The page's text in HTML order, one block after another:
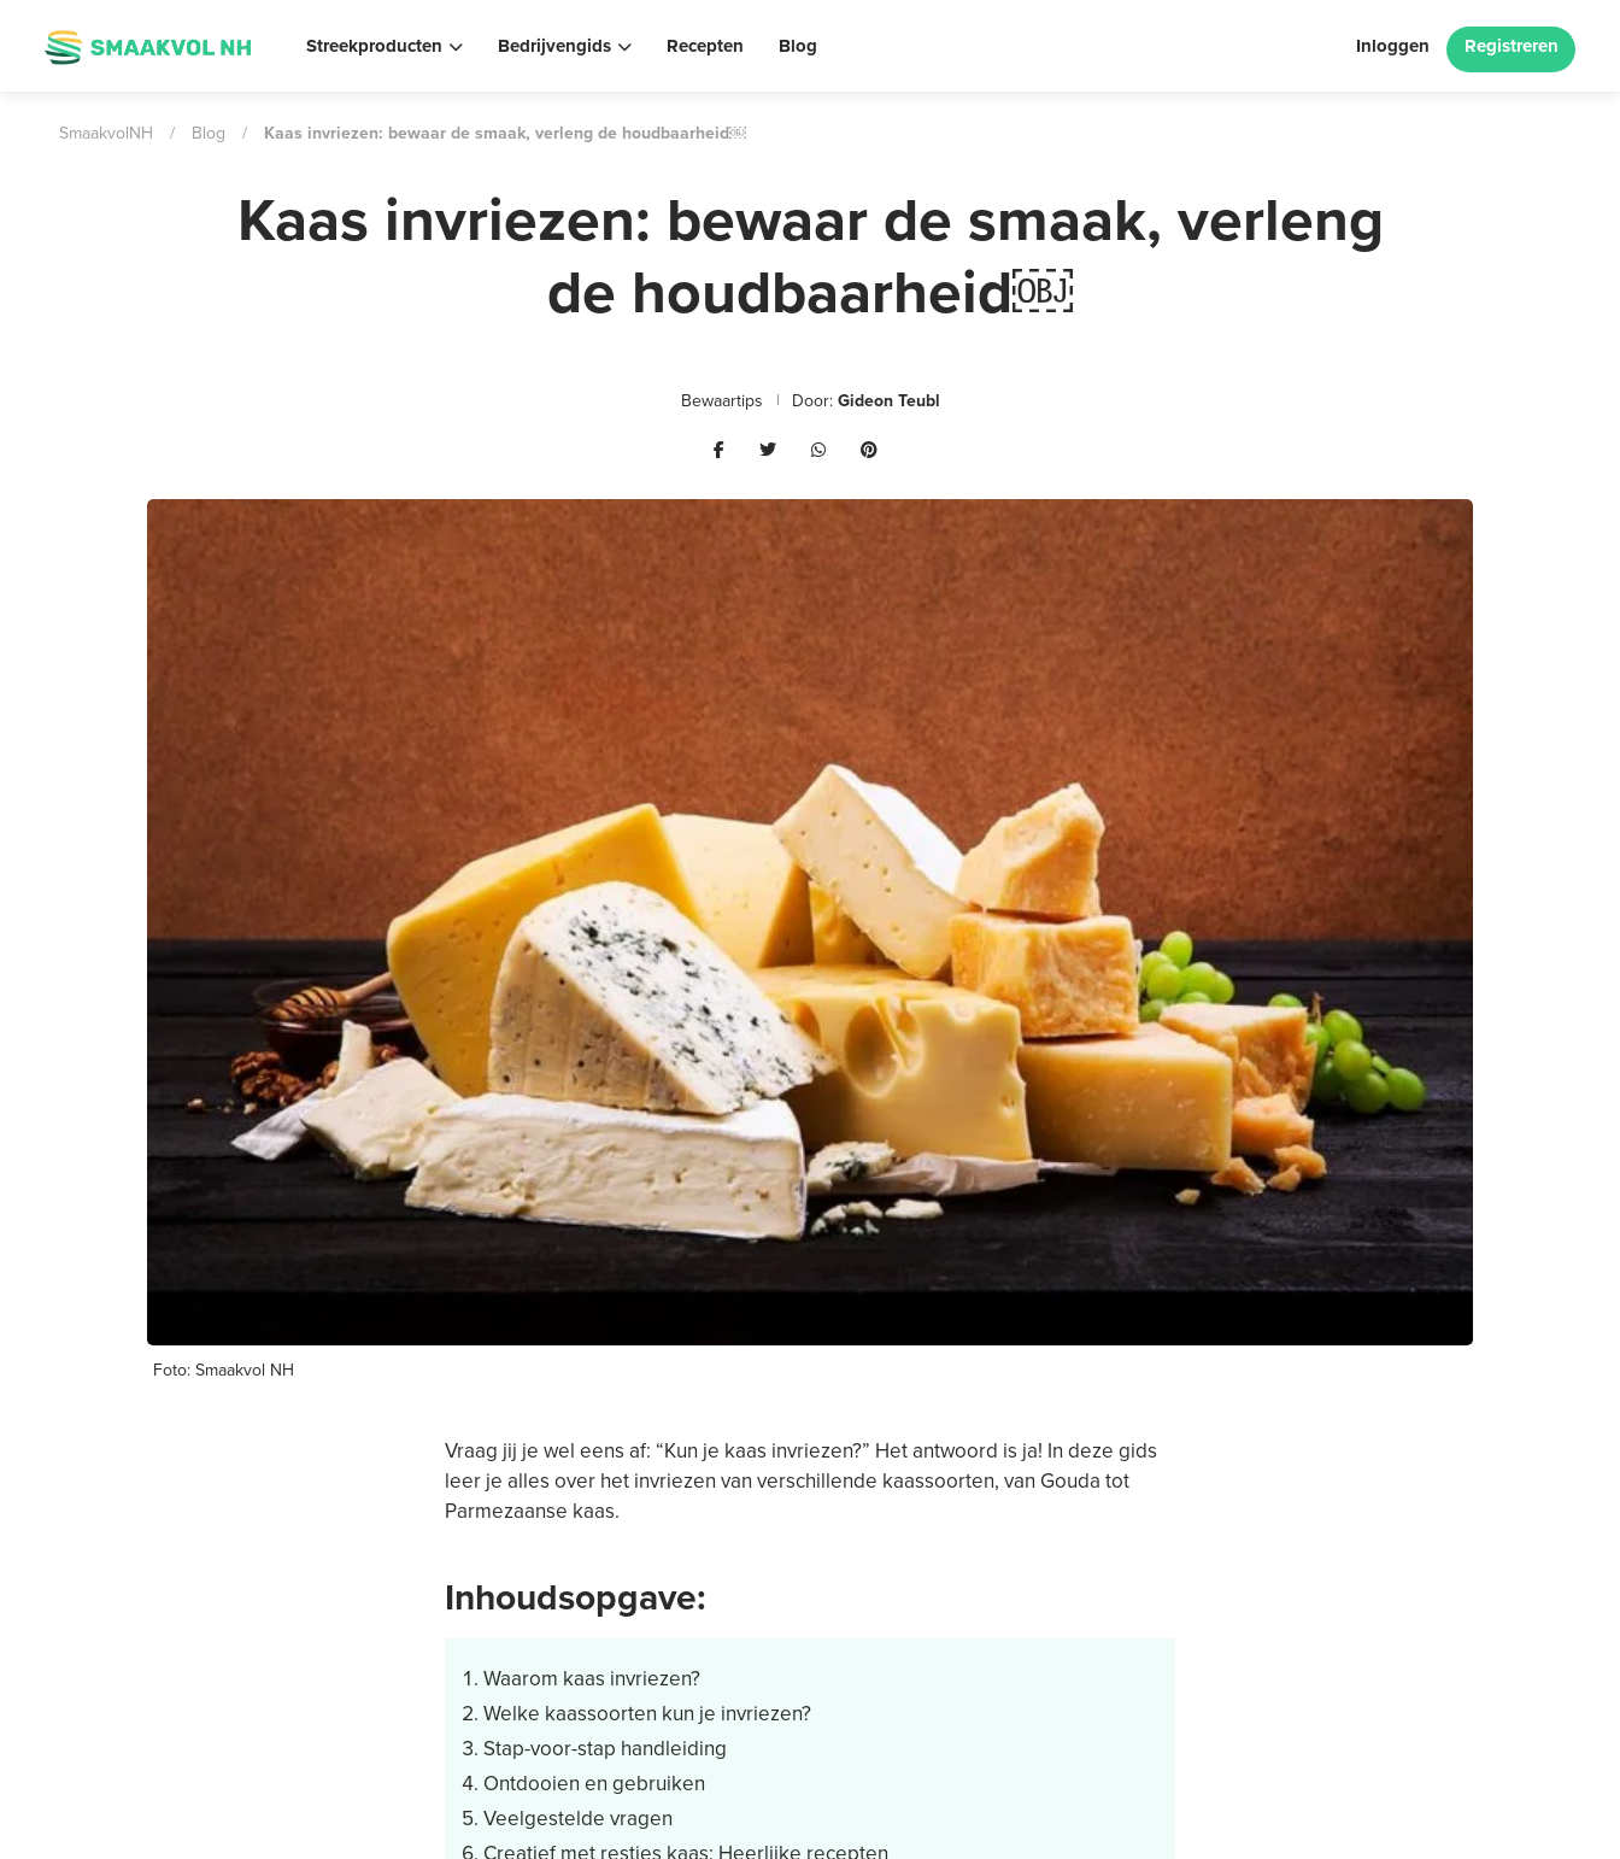
Streekproducten Bedrijvengids Recepten Blog Inloggen Registreren
SmaakvolNH / Blog / Kaas invriezen: bewaar de smaak, verleng de houdbaarheid￼
Foto: Smaakvol NH
Kaas invriezen: bewaar de smaak, verleng
de houdbaarheid￼
Bewaartips Door: Gideon Teubl
Vraag jij je wel eens af: “Kun je kaas invriezen?” Het antwoord is ja! In deze gids
leer je alles over het invriezen van verschillende kaassoorten, van Gouda tot
Parmezaanse kaas.
Inhoudsopgave:
Waarom kaas invriezen?
Welke kaassoorten kun je invriezen?
Stap-voor-stap handleiding
Ontdooien en gebruiken
Veelgestelde vragen
Creatief met restjes kaas: Heerlijke recepten